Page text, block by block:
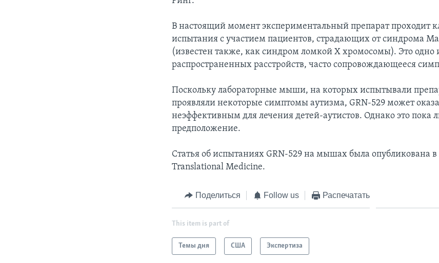
В настоящий момент экспериментальный препарат проходит
испытания с участием пациентов, страдающих от синдрома
(известен также, как синдром ломкой Х хромосомы). Это одно
распространенных расстройств, часто сопровождающееся
Поскольку лабораторные мыши, на которых испытывали
проявляли некоторые симптомы аутизма, GRN-529 может
неэффективным для лечения детей-аутистов. Однако это пока
предположение.
Статья об испытаниях GRN-529 на мышах была опубликована
Translational Medicine.
Поделиться Follow us Распечатать
This item is part of
Темы дня США Экспертиза